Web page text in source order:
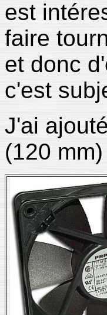
est
faire
et donc
c'est
J'ai
(120